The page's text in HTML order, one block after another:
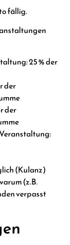
fällig.
25 % der
der
der
(Kulanz)
(z.B.
verpasst